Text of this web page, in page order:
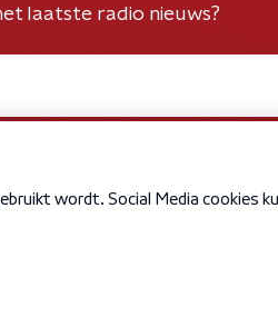
laatste radio nieuws?